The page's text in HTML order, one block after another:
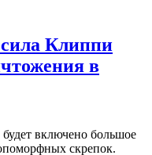
Клиппи
в
включено большое
скрепок.